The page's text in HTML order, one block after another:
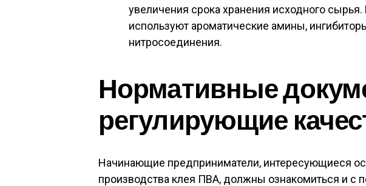
увеличения срока хранения исходного сырья.
используют ароматические амины,
нитросоединения.
Нормативные
регулирующие
Начинающие предприниматели, интересующиеся
производства клея ПВА, должны ознакомиться и с